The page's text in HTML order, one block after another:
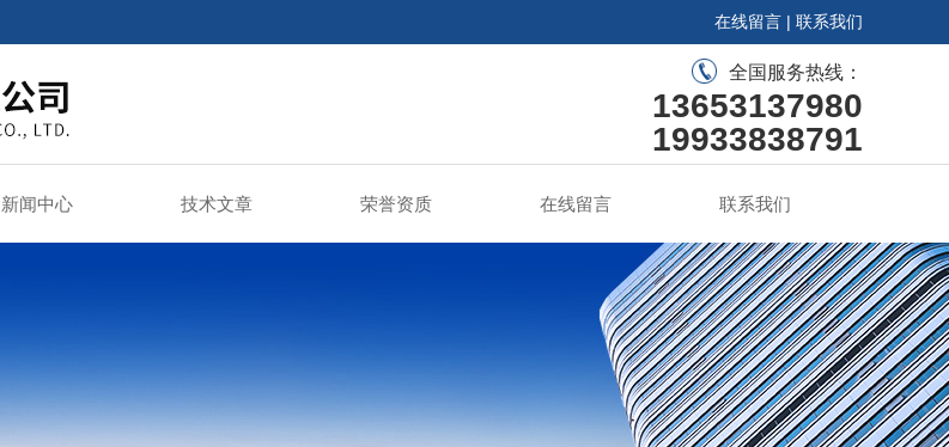
在线留言 | 联系我们
全国服务热线：
13653137980
19933838791
新闻中心 技术文章 荣誉资质 在线留言 联系我们